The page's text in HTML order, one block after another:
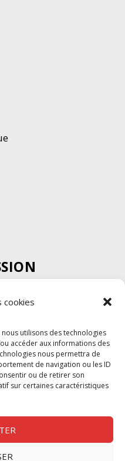
cookies
utilisons des technologies
accéder aux informations des
nous permettra de
de navigation ou les ID
ou de retirer son
sur certaines caractéristiques